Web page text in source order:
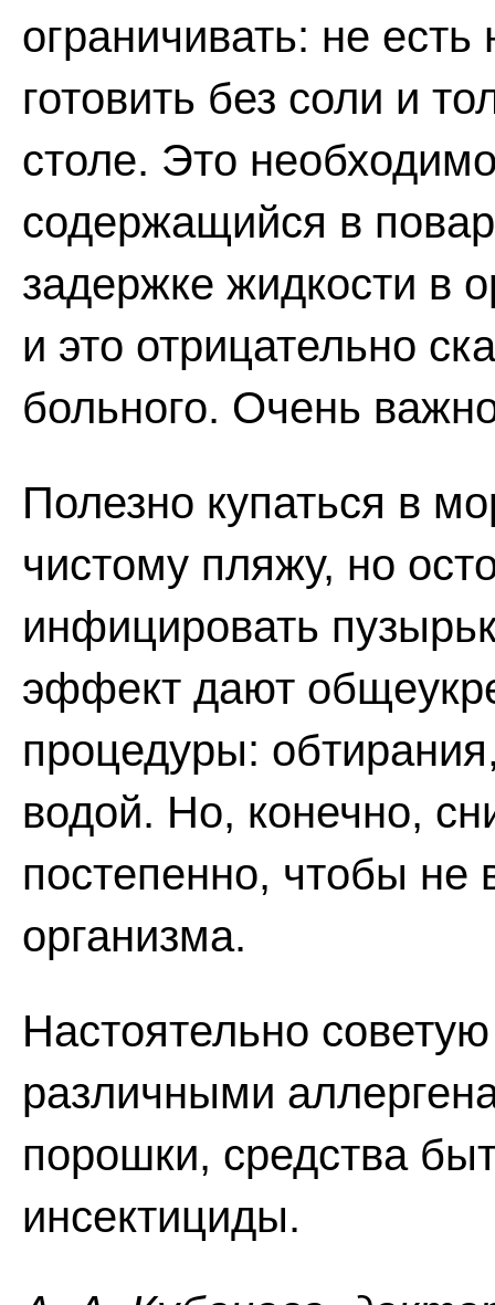
ограничивать: не
готовить без соли и
столе. Это
содержащийся в
задержке жидкости в
и это отрицательно
больного. Очень
Полезно купаться в
чистому пляжу, но
инфицировать
эффект дают
процедуры:
водой. Но, конечно,
постепенно, чтобы не
организма.
Настоятельно советую
различными
порошки, средства
инсектициды.